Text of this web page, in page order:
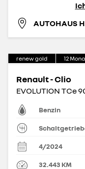
AUTOHAUS
renew gold 12
Renault - Clio
EVOLUTION TCe
Benzin
4/2024
32.443 KM